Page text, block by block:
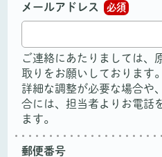
メールアドレス 必須
ご連絡にあたりましては、
取りをお願いしております。
詳細な調整が必要な場合や
合には、担当者よりお電話
ます。
郵便番号